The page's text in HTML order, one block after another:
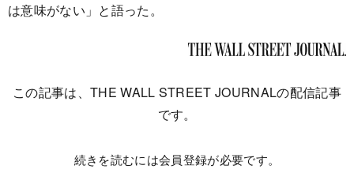
は意味がない」と語った。
この記事は、THE WALL STREET JOURNALの配信記事
です。
続きを読むには会員登録が必要です。